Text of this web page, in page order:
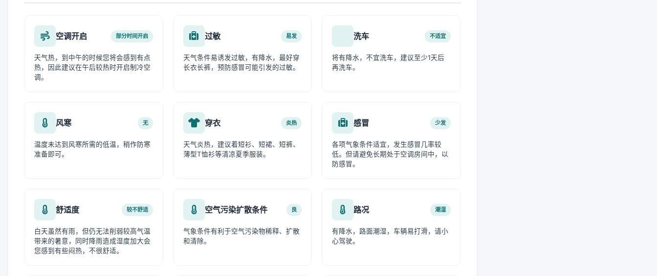
空调开启 部分时间开启
天气热，到中午的时候您将会感到有点
热，因此建议在午后较热时开启制冷空
调。
过敏 易发
天气条件易诱发过敏，有降水，最好穿
长衣长裤，预防感冒可能引发的过敏。
洗车 不适宜
将有降水，不宜洗车，建议至少1天后
再洗车。
风寒 无
温度未达到风寒所需的低温，稍作防寒
准备即可。
穿衣 炎热
天气炎热，建议着短衫、短裙、短裤、
薄型T恤衫等清凉夏季服装。
感冒 少发
各项气象条件适宜，发生感冒几率较
低。但请避免长期处于空调房间中，以
防感冒。
舒适度 较不舒适
白天虽然有雨，但仍无法削弱较高气温
带来的暑意，同时降雨造成湿度加大会
您感到有些闷热，不很舒适。
空气污染扩散条件 良
气象条件有利于空气污染物稀释、扩散
和清除。
路况 潮湿
有降水，路面潮湿，车辆易打滑，请小
心驾驶。